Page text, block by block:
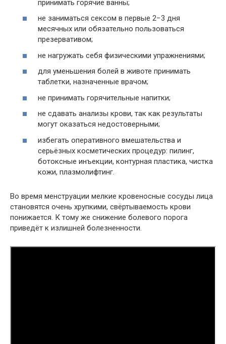
принимать горячие ванны;
не заниматься сексом в первые 2−3 дня
месячных или обязательно пользоваться
презервативом;
не нагружать себя физическими упражнениями;
для уменьшения болей в животе принимать
таблетки, назначенные врачом;
не принимать горячительные напитки;
не сдавать анализы крови, так как результаты
могут оказаться недостоверными;
избегать оперативного вмешательства и
серьёзных косметических процедур: пилинг,
ботоксные инъекции, контурная пластика, чистка
кожи, плазмолифтинг.
Во время менструации мелкие кровеносные сосуды лица
становятся очень хрупкими, свёртываемость крови
понижается. К тому же снижение болевого порога
приведёт к излишней болезненности.